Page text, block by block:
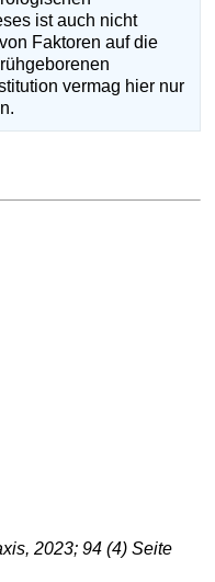
ist auch nicht
Faktoren auf die
vermag hier nur
2023; 94 (4) Seite